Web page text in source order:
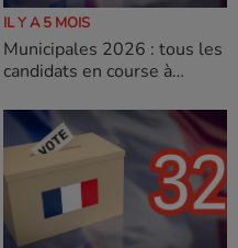
IL Y A 5 MOIS
Municipales 2026 : tous les
candidats en course à